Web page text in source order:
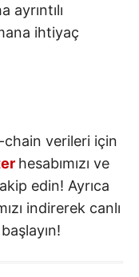
ayrıntılı
ihtiyaç
verileri için
hesabımızı ve
edin! Ayrıca
indirerek canlı